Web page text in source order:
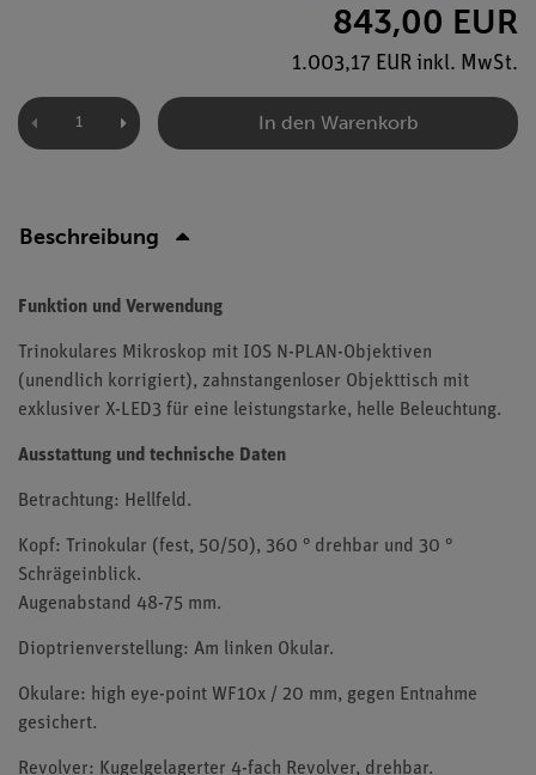
843,00 EUR
1.003,17 EUR inkl. MwSt.
In den Warenkorb
Beschreibung
Funktion und Verwendung
Trinokulares Mikroskop mit IOS N-PLAN-Objektiven
(unendlich korrigiert), zahnstangenloser Objekttisch mit
exklusiver X-LED3 für eine leistungstarke, helle Beleuchtung.
Ausstattung und technische Daten
Betrachtung: Hellfeld.
Kopf: Trinokular (fest, 50/50), 360 ° drehbar und 30 °
Schrägeinblick.
Augenabstand 48-75 mm.
Dioptrienverstellung: Am linken Okular.
Okulare: high eye-point WF10x / 20 mm, gegen Entnahme
gesichert.
Revolver: Kugelgelagerter 4-fach Revolver, drehbar.